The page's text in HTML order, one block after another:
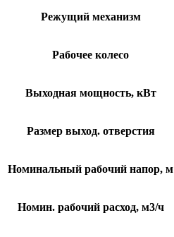
Режущий механизм
Рабочее колесо
Выходная мощность, кВт
Размер выход. отверстия
Номинальный рабочий напор, м
Номин. рабочий расход, м3/ч